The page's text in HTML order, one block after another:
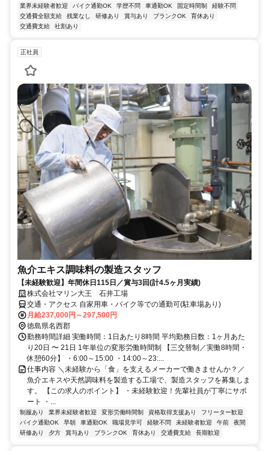
業界未経験者歓迎 バイク通勤OK 学歴不問 車通勤OK 固定時間制
経験不問
交通費全額支給
残業なし 研修あり 賞与あり ブランクOK
育休あり
交通費支給
社割あり
正社員
魚介エキス調味料の製造スタッフ
【未経験歓迎】年間休日115日／賞与3回(計4.5ヶ月実績)
株式会社マリン大王 石井工場
交通・アクセス 自家用車・バイク等での通勤可(駐車場あり)
月給237,000円～297,500円
徳島県名西郡
勤務時間詳細 実働時間：1日あたり8時間 平均勤務日数：1ヶ月あた
り20日 〜 21日 1年単位の変形労働時間制 【三交替制／実働8時間・
休憩60分】 ・6:00～15:00 ・14:00～23:...
仕事内容 ＼未経験から「食」を支えるメーカーで働きませんか？／
魚介エキスや天然調味料を製造する工場で、製造スタッフを募集しま
す。 【この求人のポイント】 ・未経験歓迎！先輩社員が丁寧にサポ
ート ・...
制服あり 業界未経験者歓迎 変形労働時間制 資格取得支援あり
フリーター歓迎
バイク通勤OK
早朝 車通勤OK 職場見学可 経験不問 未経験者歓迎 午前
夜間
研修あり
夕方 賞与あり ブランクOK 育休あり 交通費支給 長期歓迎